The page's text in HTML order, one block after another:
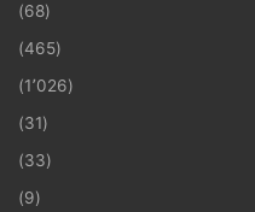
(68)
(465)
(1٬026)
(31)
(33)
(9)